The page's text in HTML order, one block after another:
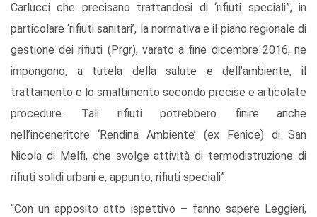
Carlucci che precisano trattandosi di ‘rifiuti speciali”, in
particolare ‘rifiuti sanitari’, la normativa e il piano regionale di
gestione dei rifiuti (Prgr), varato a fine dicembre 2016, ne
impongono, a tutela della salute e dell’ambiente, il
trattamento e lo smaltimento secondo precise e articolate
procedure. Tali rifiuti potrebbero finire anche
nell’inceneritore ‘Rendina Ambiente’ (ex Fenice) di San
Nicola di Melfi, che svolge attività di termodistruzione di
rifiuti solidi urbani e, appunto, rifiuti speciali”.
“Con un apposito atto ispettivo – fanno sapere Leggieri,